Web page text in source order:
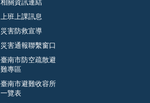
相關資訊連結
上班上課訊息
災害防救宣導
災害通報聯繫窗口
臺南市防空疏散避
難專區
臺南市避難收容所
一覽表